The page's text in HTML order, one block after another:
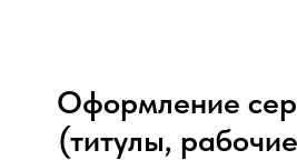
Оформление
(титулы,